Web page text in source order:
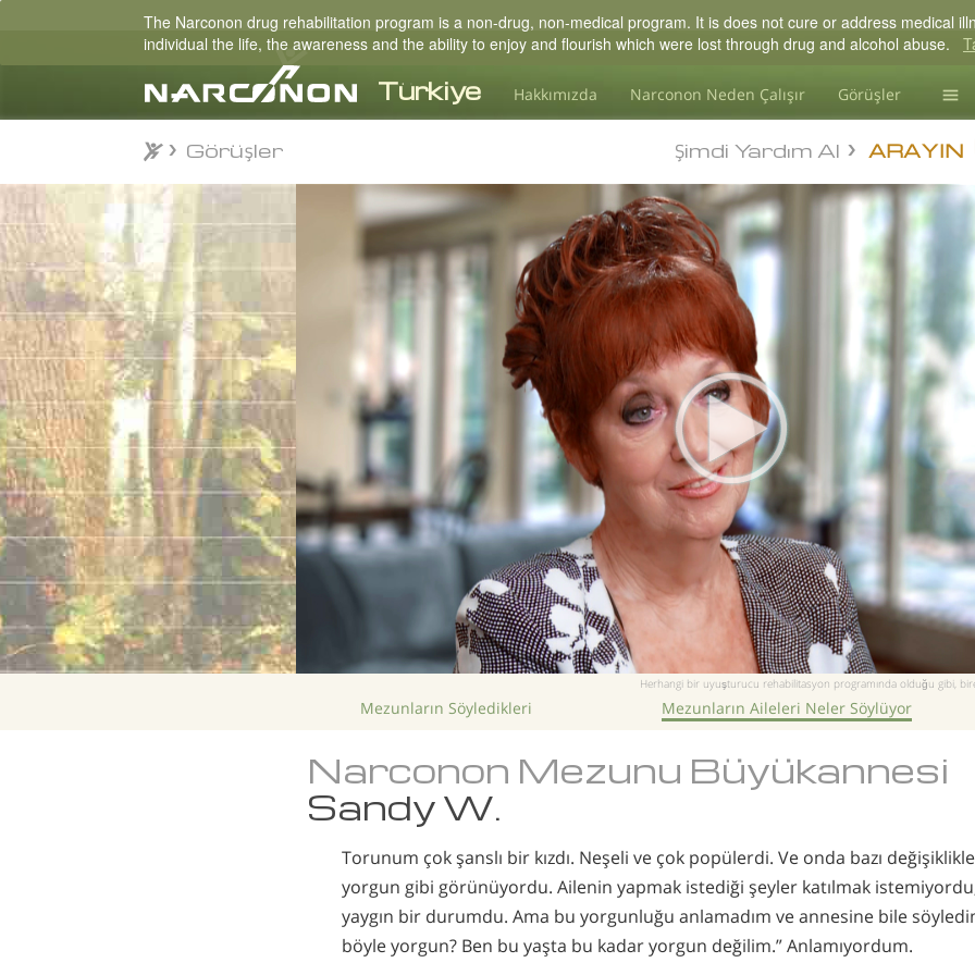
Hakkımızda Narconon Neden Çalışır Görüşler
L.
⨯ ARAYIN
Şimdi Yardım Al
Görüşler
Herhangi bir uyuşturucu rehabilitasyon programında olduğu gibi,
Mezunların Söyledikleri Mezunların Aileleri Neler Söylüyor
Narconon Mezunu Büyükannesi
Sandy W.
Torunum çok şanslı bir kızdı. Neşeli ve çok popülerdi. Ve onda bazı
yorgun gibi görünüyordu. Ailenin yapmak istediği şeyler katılmak
yaygın bir durumdu. Ama bu yorgunluğu anlamadım ve annesine bile
böyle yorgun? Ben bu yaşta bu kadar yorgun değilim.” Anlamıyordum.
Görüşler
The Narconon drug rehabilitation program is a non-drug, non-medical program. It is does not cure or address medical
individual the life, the awareness and the ability to enjoy and flourish which were lost through drug and alcohol abuse.